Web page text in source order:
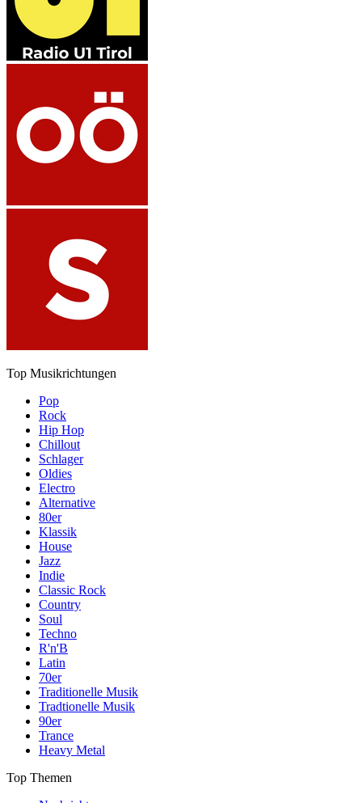
Top Musikrichtungen
Pop
Rock
Hip Hop
Chillout
Schlager
Oldies
Electro
Alternative
80er
Klassik
House
Jazz
Indie
Classic Rock
Country
Soul
Techno
R'n'B
Latin
70er
Traditionelle Musik
Tradtionelle Musik
90er
Trance
Heavy Metal
Top Themen